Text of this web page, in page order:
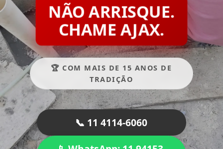
NÃO ARRISQUE.
CHAME AJAX.
🏆 COM MAIS DE 15 ANOS DE
TRADIÇÃO
📞 11 4114-6060